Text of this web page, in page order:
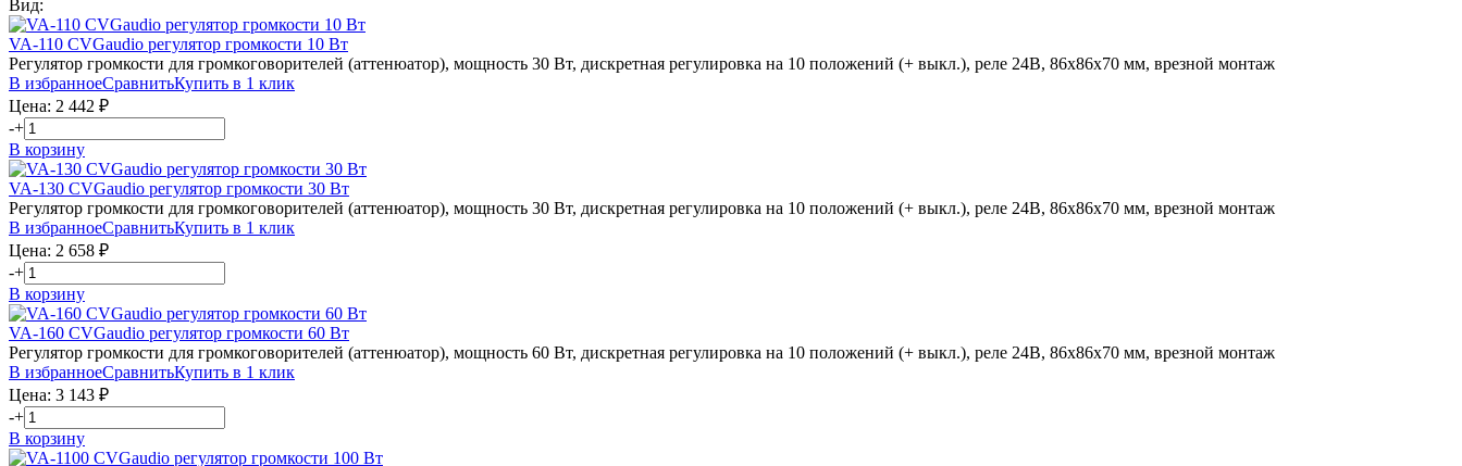
Вид:
VA-110 CVGaudio регулятор громкости 10 Вт
Регулятор громкости для громкоговорителей (аттенюатор), мощность 30 Вт, дискретная регулировка на 10 положений (+ выкл.), реле 24В, 86х86х70 мм, врезной монтаж
В избранноеСравнитьКупить в 1 клик
Цена: 2 442 ₽
-+
В корзину
VA-130 CVGaudio регулятор громкости 30 Вт
Регулятор громкости для громкоговорителей (аттенюатор), мощность 30 Вт, дискретная регулировка на 10 положений (+ выкл.), реле 24В, 86х86х70 мм, врезной монтаж
В избранноеСравнитьКупить в 1 клик
Цена: 2 658 ₽
-+
В корзину
VA-160 CVGaudio регулятор громкости 60 Вт
Регулятор громкости для громкоговорителей (аттенюатор), мощность 60 Вт, дискретная регулировка на 10 положений (+ выкл.), реле 24В, 86х86х70 мм, врезной монтаж
В избранноеСравнитьКупить в 1 клик
Цена: 3 143 ₽
-+
В корзину